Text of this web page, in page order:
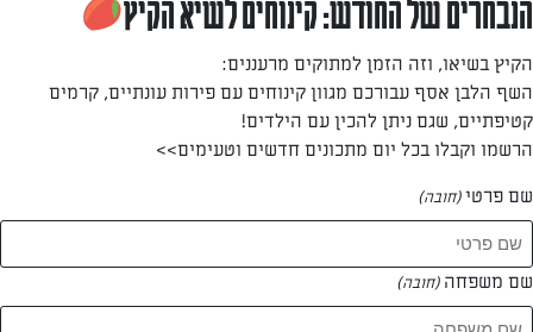
נטע קובץ
—
המתכונים של
0 מתכונים
הנבחרים של החודש: קינוחים לשיא הקיץ
הקיץ בשיאו, וזה הזמן למתוקים מרעננים:
השף הלבן אסף עבורכם מגוון קינוחים עם פירות עונתיים, קרמים
קטיפתיים, שגם ניתן להכין עם הילדים!
הרשמו וקבלו בכל יום מתכונים חדשים וטעימים>>
שם פרטי(חובה)
שם משפחה (חובה)